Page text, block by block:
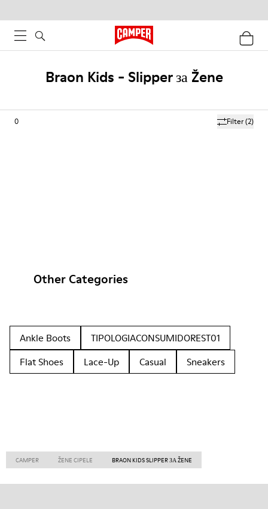
Braon Kids - Slipper за Žene
Filter(2)
0
Other Categories
Ankle Boots
TIPOLOGIACONSUMIDOREST01
Flat Shoes
Lace-Up Casual Sneakers
CAMPER ŽENE CIPELE BRAON KIDS SLIPPER ЗА ŽENE